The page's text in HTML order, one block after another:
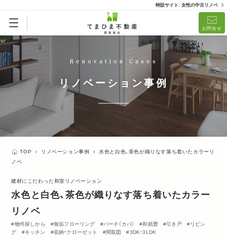
特設サイト: 女性の中古リノベ
お問合せ
Renovation Cases
リノベーション事例
TOP › リノベーション事例 ›
水色と白色、茶色が織りなす落ち着いたカラーリ
ノベ
建材にこだわった和室リノベーション
水色と白色、茶色が織りなす落ち着いたカラー
リノベ
物件探しから 無垢フローリング バーチ（カバ） 和紙畳 引き戸
リビン
グ
キッチン 収納・クローゼット 間取図 3DK・3LDK